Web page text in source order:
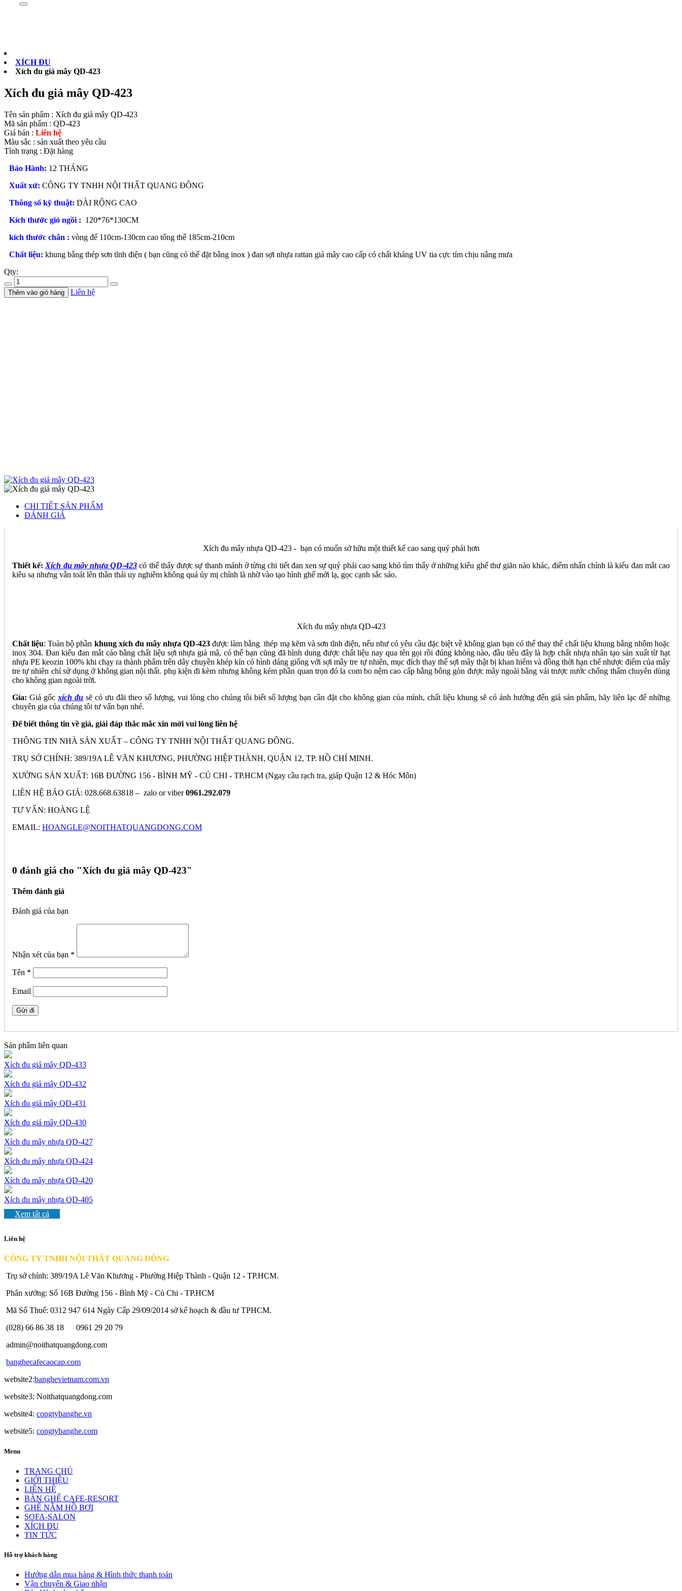
XÍCH ĐU
Xích đu giả mây QD-423
Xích đu giả mây QD-423
Tên sản phẩm : Xích đu giả mây QD-423
Mã sản phẩm : QD-423
Giá bán : Liên hệ
Màu sắc : sản xuất theo yêu cầu
Tình trạng : Đặt hàng
Bảo Hành: 12 THÁNG
Xuất xứ: CÔNG TY TNHH NỘI THẤT QUANG ĐÔNG
Thông số kỹ thuật: DÀI RỘNG CAO
Kích thước giỏ ngồi : 120*76*130CM
kích thước chân : vòng đế 110cm-130cm cao tổng thể 185cm-210cm
Chất liệu: khung bằng thép sơn tĩnh điện ( bạn cũng có thể đặt bằng inox ) đan sợi nhựa rattan giả mây cao cấp có chất kháng UV tia cực tím chịu nắng mưa
Qty:
Thêm vào giỏ hàng Liên hệ
CHI TIẾT SẢN PHẨM
ĐÁNH GIÁ
Xích đu mây nhựa QD-423 - bạn có muốn sở hữu một thiết kế cao sang quý phái hơn
Thiết kế: Xích đu mây nhựa QD-423 có thể thấy được sự thanh mảnh ở từng chi tiết đan xen sự quý phái cao sang khó tìm thấy ở những kiểu ghế thư giãn nào khác, điểm nhấn chính là kiểu đan mắt cao
kiêu sa nhưng vẫn toát lên thần thái uy nghiêm không quá ủy mị chính là nhờ vào tạo hình ghế mới lạ, gọc cạnh sắc sảo.
Xích đu mây nhựa QD-423
Chất liệu: Toàn bộ phần khung xích đu mây nhựa QD-423được làm bằng thép mạ kẽm và sơn tĩnh điện, nếu như có yêu cầu đặc biệt về không gian bạn có thể thay thế chất liệu khung bằng nhôm hoặc
inox 304. Đan kiểu đan mắt cáo bằng chất liệu sợi nhựa giả mâ, có thể bạn cũng đã hình dung được chất liệu nay qua tên gọi rồi đúng không nào, đầu tiêu đây là hợp chất nhựa nhân tạo sản xuất từ hạt
nhựa PE keozin 100% khi chạy ra thành phẩm trên dây chuyền khép kín có hình dáng giống với sợi mây tre tự nhiên, mục đích thay thế sợi mây thật bị khan hiếm và đồng thời hạn chế nhược điểm của mây
tre tự nhiên chỉ sử dụng ở không gian nội thất. phụ kiện đi kèm nhưng không kém phần quan trọn đó la com bo nệm cao cấp bằng bông gòn được mây ngoài bằng vải trược nước chống thấm chuyên dùng
cho không gian ngoài trời.
Gía: Giá gốc xích đu sẽ có ưu đãi theo số lượng, vui lòng cho chúng tôi biết số lượng bạn cần đặt cho không gian của mình, chất liệu khung sẽ có ảnh hưởng đến giá sản phẩm, hãy liên lạc để những
chuyên gia của chúng tôi tư vấn bạn nhé.
Để biết thông tin về giá, giải đáp thắc mắc xin mời vui lòng liên hệ
THÔNG TIN NHÀ SẢN XUẤT – CÔNG TY TNHH NỘI THẤT QUANG ĐÔNG.
TRỤ SỞ CHÍNH: 389/19A LÊ VĂN KHƯƠNG, PHƯỜNG HIỆP THÀNH, QUẬN 12, TP. HỒ CHÍ MINH.
XƯỞNG SẢN XUẤT: 16B ĐƯỜNG 156 - BÌNH MỸ - CỦ CHI - TP.HCM (Ngay cầu rạch tra, giáp Quận 12 & Hóc Môn)
LIÊN HỆ BÁO GIÁ: 028.668.63818 – zalo or viber0961.292.079
TƯ VẤN: HOÀNG LỆ
EMAIL: HOANGLE@NOITHATQUANGDONG.COM
0 đánh giá cho "Xích đu giả mây QD-423"
Thêm đánh giá
Đánh giá của bạn
Nhận xét của bạn *
Tên *
Email
Sản phẩm liên quan
Xích đu giả mây QD-433
Xích đu giả mây QD-432
Xích đu giả mây QD-431
Xích đu giả mây QD-430
Xích đu mây nhựa QD-427
Xích đu mây nhựa QD-424
Xích đu mây nhựa QD-420
Xích đu mây nhựa QD-405
Xem tất cả
Liên hệ
CÔNG TY TNHH NỘI THẤT QUANG ĐÔNG
Trụ sở chính: 389/19A Lê Văn Khương - Phường Hiệp Thành - Quận 12 - TP.HCM.
Phân xưởng: Số 16B Đường 156 - Bình Mỹ - Củ Chi - TP.HCM
Mã Số Thuế: 0312 947 614 Ngày Cấp 29/09/2014 sở kế hoạch & đầu tư TPHCM.
(028) 66 86 38 18
0961 29 20 79
admin@noithatquangdong.com
banghecafecaocap.com
website2:banghevietnam.com.vn
website3: Noithatquangdong.com
website4: congtybanghe.vn
website5: congtybanghe.com
Menu
TRANG CHỦ
GIỚI THIỆU
LIÊN HỆ
BÀN GHẾ CAFE-RESORT
GHẾ NẰM HỒ BƠI
SOFA-SALON
XÍCH ĐU
TIN TỨC
Hỗ trợ khách hàng
Hướng dẫn mua hàng & Hình thức thanh toán
Vận chuyển & Giao nhận